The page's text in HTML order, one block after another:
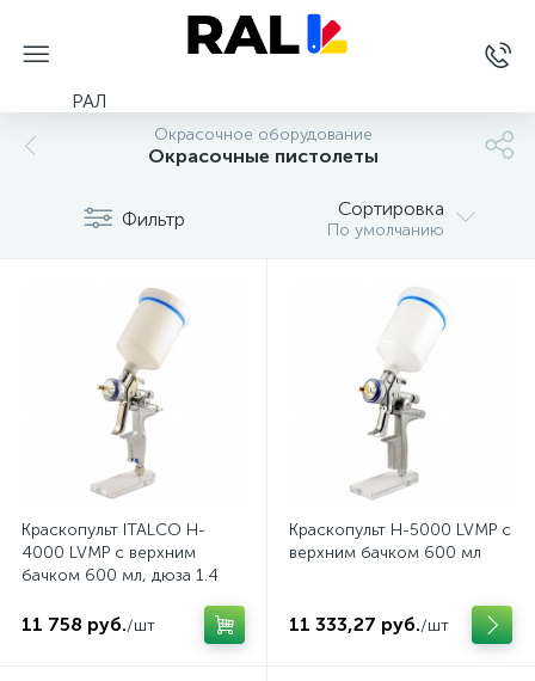
РАЛ
Окрасочное оборудование
Окрасочные пистолеты
Фильтр Сортировка
По умолчанию
Краскопульт ITALCO H-
4000 LVMP с верхним
бачком 600 мл, дюза 1.4
11 758 руб./шт
Краскопульт H-5000 LVMP с
верхним бачком 600 мл
11 333,27 руб./шт